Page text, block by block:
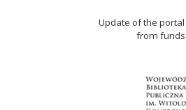
Update of the portal
from funds